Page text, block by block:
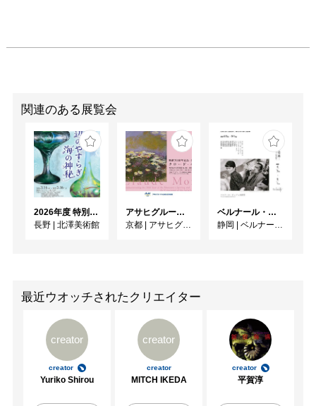
関連のある展覧会
2026年度 特別展「ガレとドーム、アール･ヌーヴォーのガラス 水辺のやすらぎ、海の神秘」
長野 | 北澤美術館
アサヒグループ大山崎山荘美術館 開館30周年記念展「没後100年 クロード・モネ」
京都 | アサヒグループ大山崎山荘美術館
ベルナール・ビュフェと写真 ーカメラがとらえたビュフェとその時代、そして21 世紀へ
静岡 | ベルナール・ビュフェ美術館
最近ウオッチされたクリエイター
creator
creator
Yuriko Shirou
creator
creator
MITCH IKEDA
creator
平賀淳